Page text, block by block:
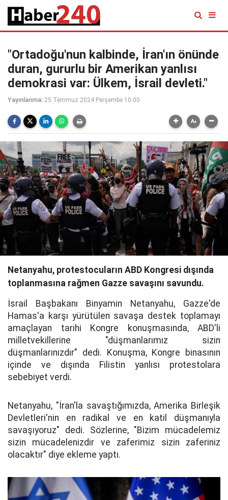
"Ortadoğu'nun kalbinde, İran'ın önünde
duran, gururlu bir Amerikan yanlısı
demokrasi var: Ülkem, İsrail devleti."
Yayınlanma: 25 Temmuz 2024 Perşembe 10:00
Netanyahu, protestocuların ABD Kongresi dışında
toplanmasına rağmen Gazze savaşını savundu.
İsrail Başbakanı Binyamin Netanyahu, Gazze'de
Hamas'a karşı yürütülen savaşa destek toplamayı
amaçlayan tarihi Kongre konuşmasında, ABD'li
milletvekillerine "düşmanlarımız sizin
düşmanlarınızdır" dedi. Konuşma, Kongre binasının
içinde ve dışında Filistin yanlısı protestolara
sebebiyet verdi.
Netanyahu, "İran'la savaştığımızda, Amerika Birleşik
Devletleri'nin en radikal ve en katil düşmanıyla
savaşıyoruz" dedi. Sözlerine, "Bizim mücadelemiz
sizin mücadelenizdir ve zaferimiz sizin zaferiniz
olacaktır" diye ekleme yaptı.